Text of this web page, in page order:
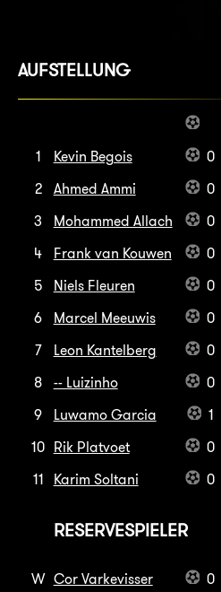
AUFSTELLUNG
1 Kevin Begois 0
2
Ahmed Ammi 0
3
Mohammed Allach 0
4
Frank van Kouwen 0
5
Niels Fleuren 0
6
Marcel Meeuwis 0
7
Leon Kantelberg 0
8
-- Luizinho 0
9
Luwamo Garcia 1
10 Rik Platvoet 0
11
Karim Soltani 0
RESERVESPIELER
W Cor Varkevisser 0